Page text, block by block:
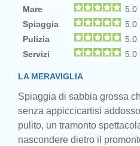
Mare
5.0
Spiaggia
5.0
Pulizia
5.0
Servizi
5.0
LA MERAVIGLIA
Spiaggia di sabbia grossa
senza appiccicartisi
pulito, un tramonto
nascondere dietro il